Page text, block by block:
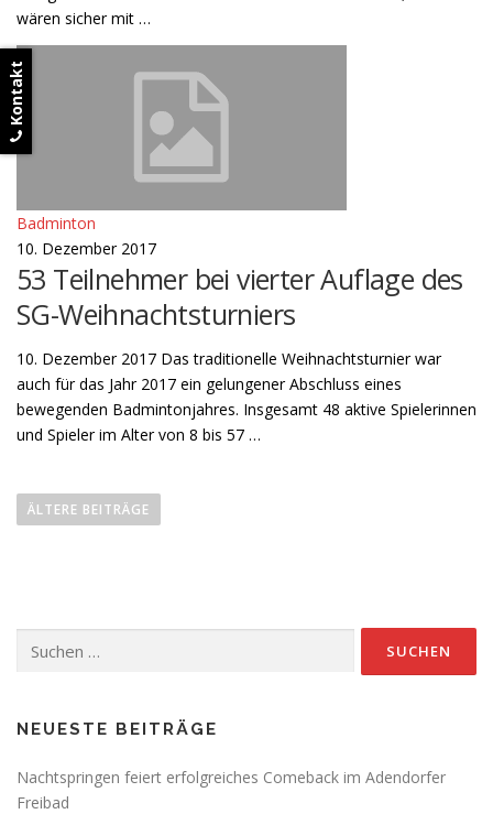
wären sicher mit …
Badminton
10. Dezember 2017
53 Teilnehmer bei vierter Auflage des
SG-Weihnachtsturniers
10. Dezember 2017 Das traditionelle Weihnachtsturnier war
auch für das Jahr 2017 ein gelungener Abschluss eines
bewegenden Badmintonjahres. Insgesamt 48 aktive Spielerinnen
und Spieler im Alter von 8 bis 57 …
e
i
a
i
ÄLTERE BEITRÄGE
NEUESTE BEITRÄGE
Nachtspringen feiert erfolgreiches Comeback im Adendorfer
Freibad
Kontakt